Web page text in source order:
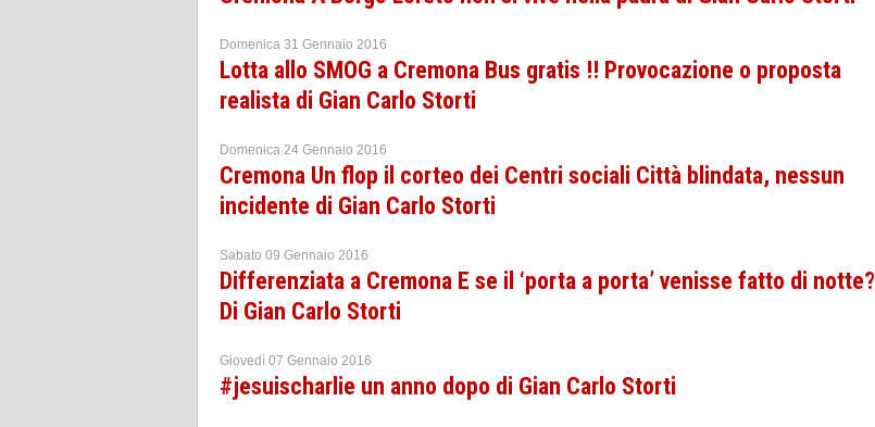
Domenica 31 Gennaio 2016
Lotta allo SMOG a Cremona Bus gratis !! Provocazione o proposta
realista di Gian Carlo Storti
Domenica 24 Gennaio 2016
Cremona Un flop il corteo dei Centri sociali Città blindata, nessun
incidente di Gian Carlo Storti
Sabato 09 Gennaio 2016
Differenziata a Cremona E se il ‘porta a porta’ venisse fatto di notte?
Di Gian Carlo Storti
Giovedì 07 Gennaio 2016
#jesuischarlie un anno dopo di Gian Carlo Storti